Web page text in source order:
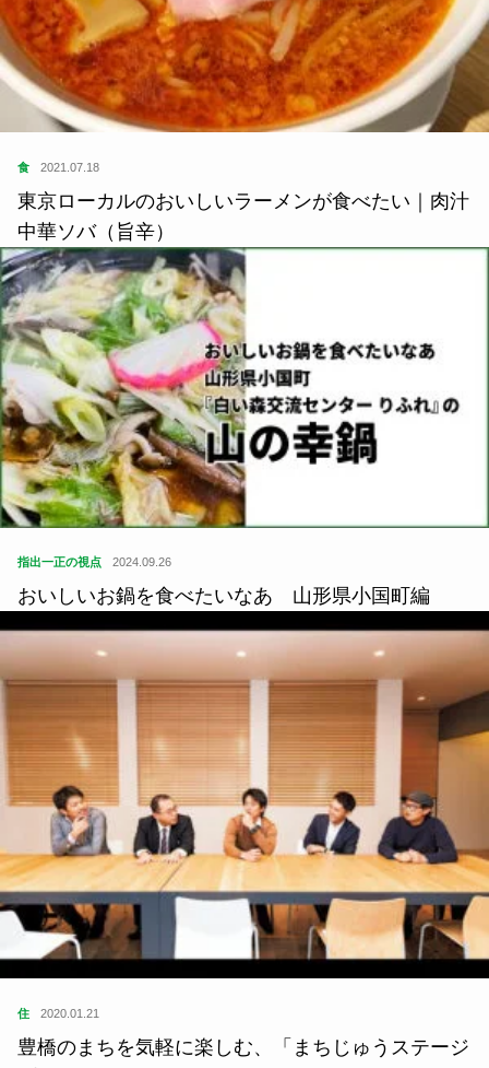
食 2021.07.18
東京ローカルのおいしいラーメンが食べたい｜肉汁
中華ソバ（旨辛）
指出一正の視点 2024.09.26
おいしいお鍋を食べたいなあ 山形県小国町編
住 2020.01.21
豊橋のまちを気軽に楽しむ、「まちじゅうステージ